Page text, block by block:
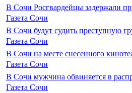
В Сочи Росгвардейцы задержали
Газета Сочи
В Сочи будут судить преступную
Газета Сочи
В Сочи на месте снесенного
Газета Сочи
В Сочи мужчина обвиняется в
Газета Сочи